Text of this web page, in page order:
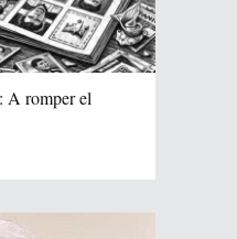
A romper el